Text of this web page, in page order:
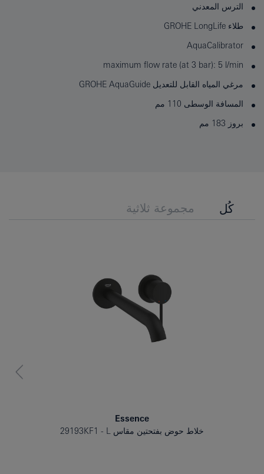
الترس المعدني
طلاء GROHE LongLife
AquaCalibrator
maximum flow rate (at 3 bar): 5 l/min
مرغي المياه القابل للتعديل GROHE AquaGuide
المسافة الوسطى 110 مم
بروز 183 مم
كُل مجموعة ثلاثية
Essence
خلاط حوض بفتحتين مقاس L
29193KF1